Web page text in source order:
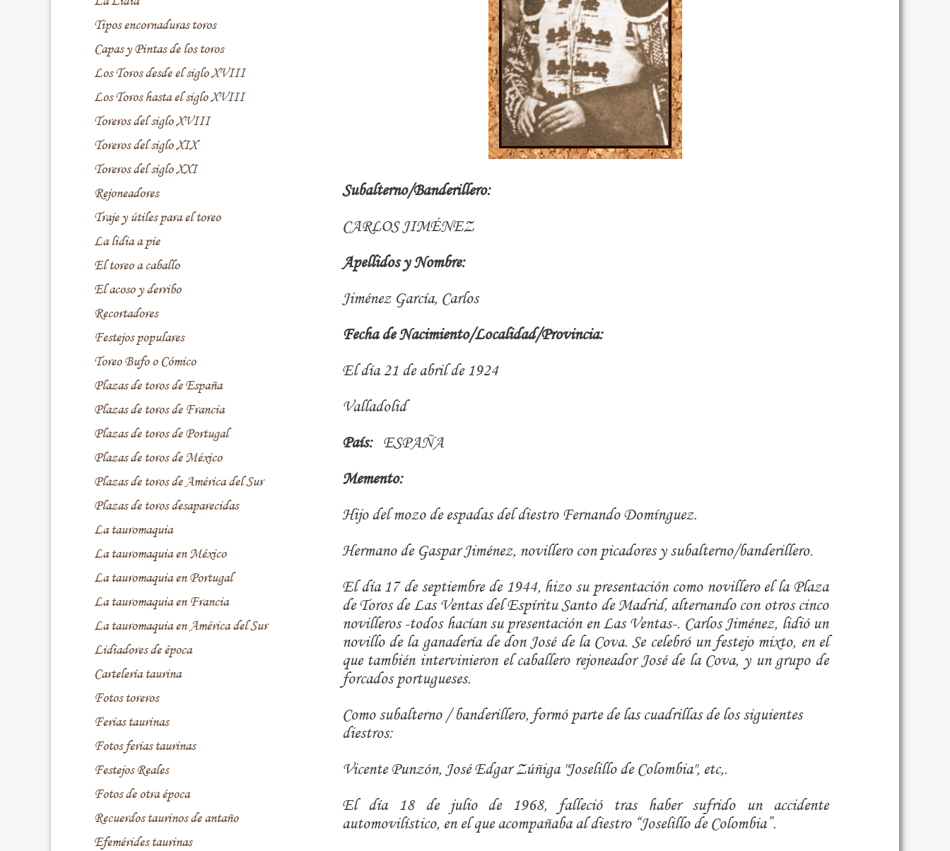
Tipos encornaduras toros
Capas y Pintas de los toros
Los Toros desde el siglo XVIII
Los Toros hasta el siglo XVIII
Toreros del siglo XVIII
Toreros del siglo XIX
Toreros del siglo XXI
Rejoneadores
Traje y útiles para el toreo
La lidia a pie
El toreo a caballo
El acoso y derribo
Recortadores
Festejos populares
Toreo Bufo o Cómico
Plazas de toros de España
Plazas de toros de Francia
Plazas de toros de Portugal
Plazas de toros de México
Plazas de toros de América del Sur
Plazas de toros desaparecidas
La tauromaquia
La tauromaquia en México
La tauromaquia en Portugal
La tauromaquia en Francia
La tauromaquia en América del Sur
Lidiadores de época
Cartelería taurina
Fotos toreros
Ferias taurinas
Fotos ferias taurinas
Festejos Reales
Fotos de otra época
Recuerdos taurinos de antaño
Efemérides taurinas
Subalterno/Banderillero:
CARLOS JIMÉNEZ
Apellidos y Nombre:
Jiménez García, Carlos
Fecha de Nacimiento/Localidad/Provincia:
El día 21 de abril de 1924
Valladolid
País: ESPAÑA
Memento:
Hijo del mozo de espadas del diestro Fernando Domínguez.
Hermano de Gaspar Jiménez, novillero con picadores y subalterno/banderillero.
El día 17 de septiembre de 1944, hizo su presentación como novillero el la Plaza
de Toros de Las Ventas del Espíritu Santo de Madrid, alternando con otros cinco
novilleros -todos hacían su presentación en Las Ventas-. Carlos Jiménez, lidió un
novillo de la ganadería de don José de la Cova. Se celebró un festejo mixto, en el
que también intervinieron el caballero rejoneador José de la Cova, y un grupo de
forcadosportugueses.
Como subalterno / banderillero, formó parte de las cuadrillas de los siguientes
diestros:
Vicente Punzón, José Edgar Zúñiga "Joselillo de Colombia", etc,.
El día 18 de julio de 1968, falleció tras haber sufrido un accidente
automovilístico, en el que acompañaba al diestro “Joselillo de Colombia”.